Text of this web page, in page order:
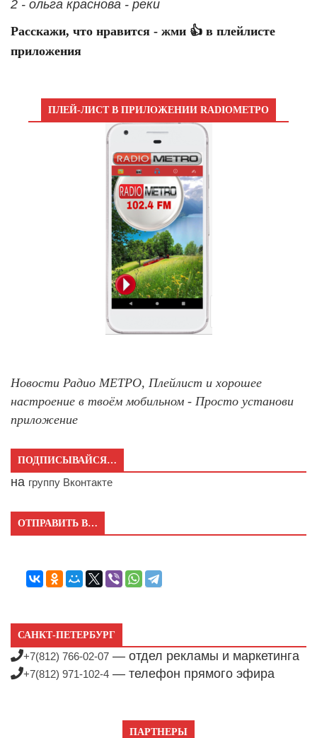
2 - ольга краснова - реки
Расскажи, что нравится - жми 👍 в плейлисте
приложения
ПЛЕЙ-ЛИСТ В ПРИЛОЖЕНИИ RADIOМЕТРО
Новости Радио МЕТРО, Плейлист и хорошее
настроение в твоём мобильном - Просто установи
приложение
ПОДПИСЫВАЙСЯ…
на группу Вконтакте
ОТПРАВИТЬ В…
САНКТ-ПЕТЕРБУРГ
+7(812) 766-02-07 — отдел рекламы и маркетинга
+7(812) 971-102-4 — телефон прямого эфира
ПАРТНЕРЫ